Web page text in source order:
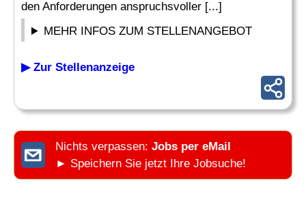
den Anforderungen anspruchsvoller [...]
MEHR INFOS ZUM STELLENANGEBOT
▶ Zur Stellenanzeige
Nichts verpassen: Jobs per eMail
► Speichern Sie jetzt Ihre Jobsuche!